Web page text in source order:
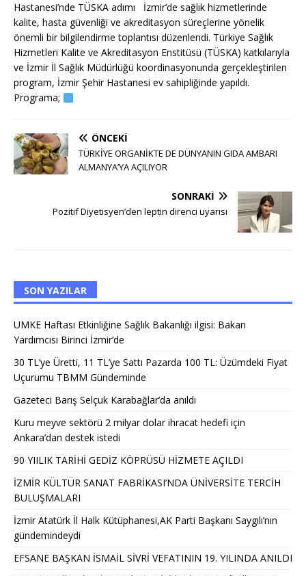
Hastanesi’nde TÜSKA adımı İzmir’de sağlık hizmetlerinde
kalite, hasta güvenliği ve akreditasyon süreçlerine yönelik
önemli bir bilgilendirme toplantısı düzenlendi. Türkiye Sağlık
Hizmetleri Kalite ve Akreditasyon Enstitüsü (TÜSKA) katkılarıyla
ve İzmir İl Sağlık Müdürlüğü koordinasyonunda gerçekleştirilen
program, İzmir Şehir Hastanesi ev sahipliğinde yapıldı.
Programa;
ÖNCEKI
TÜRKİYE ORGANİKTE DE DÜNYANIN GIDA AMBARI
ALMANYA’YA AÇILIYOR
SONRAKI
Pozitif Diyetisyen’den leptin direnci uyarısı
SON YAZILAR
UMKE Haftası Etkinliğine Sağlık Bakanlığı ilgisi: Bakan
Yardımcısı Birinci İzmir’de
30 TL’ye Üretti, 11 TL’ye Sattı Pazarda 100 TL: Üzümdeki Fiyat
Uçurumu TBMM Gündeminde
Gazeteci Barış Selçuk Karabağlar’da anıldı
Kuru meyve sektörü 2 milyar dolar ihracat hedefi için
Ankara’dan destek istedi
90 YIILIK TARİHİ GEDİZ KÖPRÜSÜ HİZMETE AÇILDI
İZMİR KÜLTÜR SANAT FABRİKASI’NDA ÜNİVERSİTE TERCİH
BULUŞMALARI
İzmir Atatürk İl Halk Kütüphanesi,AK Parti Başkanı Saygılı’nın
gündemindeydi
EFSANE BAŞKAN İSMAİL SİVRİ VEFATININ 19. YILINDA ANILDI